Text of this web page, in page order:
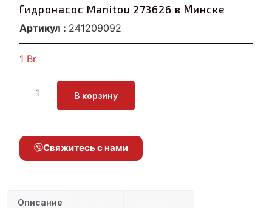
Гидронасос Manitou 273626 в Минске
Артикул : 241209092
1 Br
В корзину
Свяжитесь с нами
Описание